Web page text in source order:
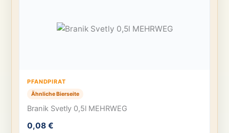
PFANDPIRAT
Ähnliche Bierseite
Branik Svetly 0,5l MEHRWEG
0,08 €